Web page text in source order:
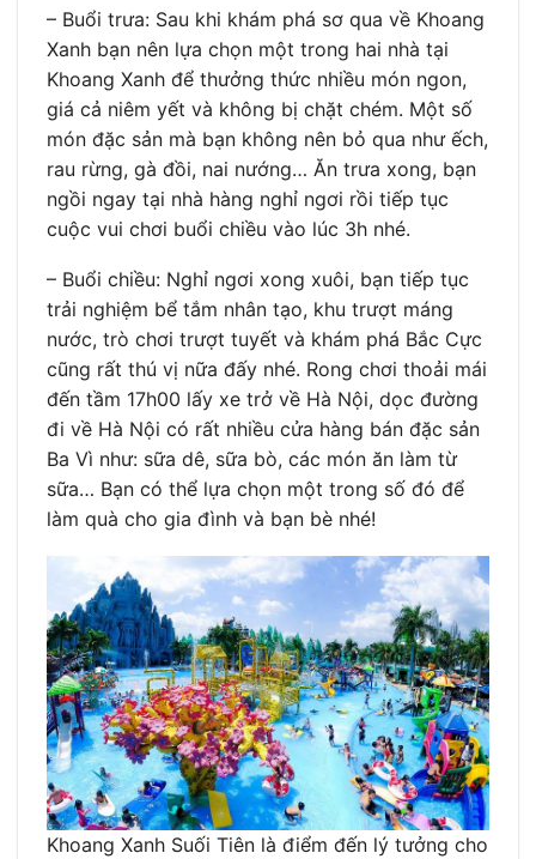
– Buổi trưa: Sau khi khám phá sơ qua về Khoang
Xanh bạn nên lựa chọn một trong hai nhà tại
Khoang Xanh để thưởng thức nhiều món ngon,
giá cả niêm yết và không bị chặt chém. Một số
món đặc sản mà bạn không nên bỏ qua như ếch,
rau rừng, gà đồi, nai nướng… Ăn trưa xong, bạn
ngồi ngay tại nhà hàng nghỉ ngơi rồi tiếp tục
cuộc vui chơi buổi chiều vào lúc 3h nhé.
– Buổi chiều: Nghỉ ngơi xong xuôi, bạn tiếp tục
trải nghiệm bể tắm nhân tạo, khu trượt máng
nước, trò chơi trượt tuyết và khám phá Bắc Cực
cũng rất thú vị nữa đấy nhé. Rong chơi thoải mái
đến tầm 17h00 lấy xe trở về Hà Nội, dọc đường
đi về Hà Nội có rất nhiều cửa hàng bán đặc sản
Ba Vì như: sữa dê, sữa bò, các món ăn làm từ
sữa… Bạn có thể lựa chọn một trong số đó để
làm quà cho gia đình và bạn bè nhé!
Khoang Xanh Suối Tiên là điểm đến lý tưởng cho